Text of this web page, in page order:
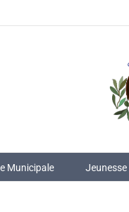
Municipale